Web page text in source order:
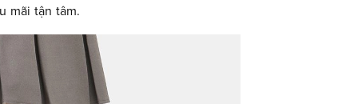
mãi tận tâm.